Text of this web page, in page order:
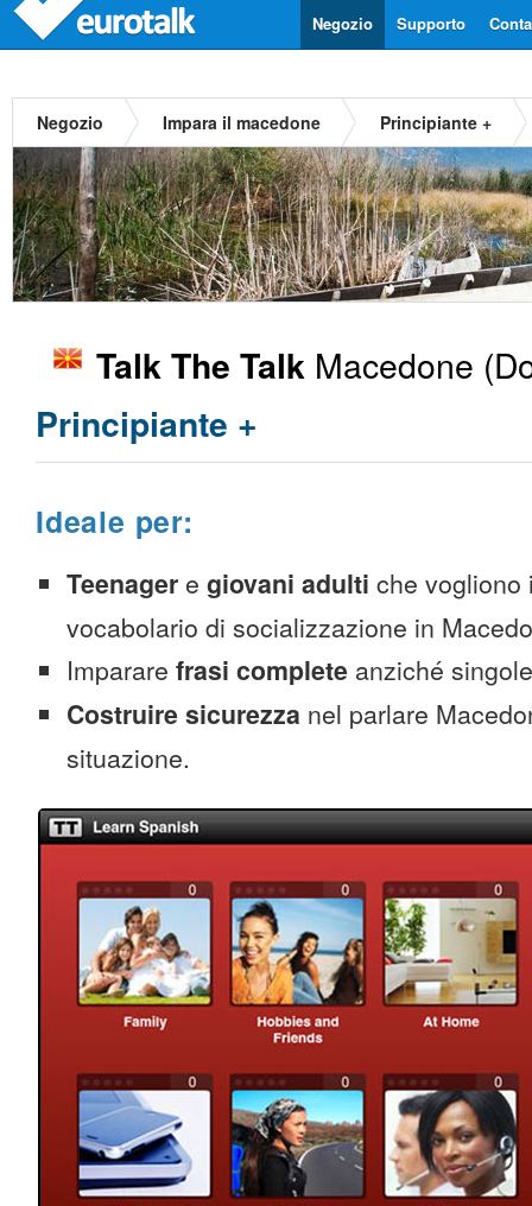
Supporto
Negozio
Negozio Impara il macedone Principiante +
Talk The Talk Macedone
Principiante +
Ideale per:
Teenager e giovani adulti che vogliono
vocabolario di socializzazione in
Imparare frasi complete anziché
Costruire sicurezza nel parlare
situazione.